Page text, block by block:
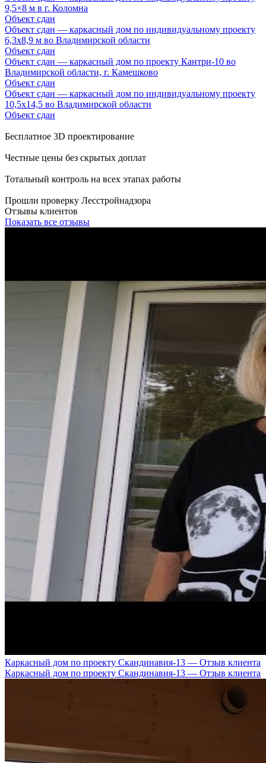
9,5×8 м в г. Коломна
Объект сдан
Объект сдан — каркасный дом по индивидуальному проекту
6,3х8,9 м во Владимирской области
Объект сдан
Объект сдан — каркасный дом по проекту Кантри-10 во
Владимирской области, г. Камешково
Объект сдан
Объект сдан — каркасный дом по индивидуальному проекту
10,5х14,5 во Владимирской области
Объект сдан
Бесплатное 3D проектирование
Честные цены без скрытых доплат
Тотальный контроль на всех этапах работы
Прошли проверку Лесстройнадзора
Отзывы клиентов
Показать все отзывы
Каркасный дом по проекту Скандинавия-13 — Отзыв клиента
Каркасный дом по проекту Скандинавия-13 — Отзыв клиента